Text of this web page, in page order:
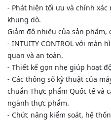
- Phát hiện tối ưu và chính
khung dò.
Giảm độ nhiễu của sản phẩm,
- INTUITY CONTROL với màn
quan và an toàn.
- Thiết kế gọn nhẹ giúp hoạt
- Các thông số kỹ thuật của
chuẩn Thực phẩm Quốc tế và
ngành thực phẩm.
- Chức năng kiểm soát, hệ